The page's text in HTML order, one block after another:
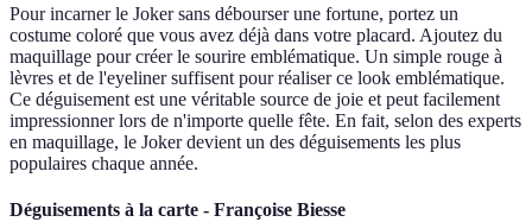
Pour incarner le Joker sans débourser une fortune, portez un
costume coloré que vous avez déjà dans votre placard. Ajoutez du
maquillage pour créer le sourire emblématique. Un simple rouge à
lèvres et de l'eyeliner suffisent pour réaliser ce look emblématique.
Ce déguisement est une véritable source de joie et peut facilement
impressionner lors de n'importe quelle fête. En fait, selon des experts
en maquillage, le Joker devient un des déguisements les plus
populaires chaque année.
Déguisements à la carte - Françoise Biesse